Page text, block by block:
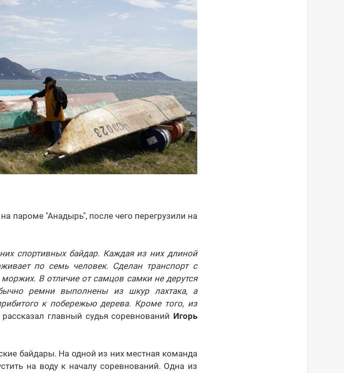
пароме "Анадырь", после чего перегрузили на
спортивных байдар. Каждая из них длиной
по семь человек. Сделан транспорт с
В отличие от самцов самки не дерутся
ремни выполнены из шкур лахтака, а
к побережью дерева. Кроме того, из
рассказал главный судья соревнований Игорь
байдары. На одной из них местная команда
на воду к началу соревнований. Одна из